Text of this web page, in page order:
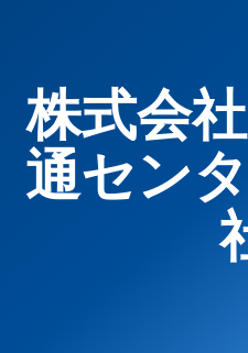
株式会
通セン